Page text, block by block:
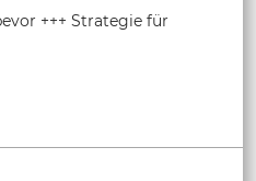
+++ Strategie für